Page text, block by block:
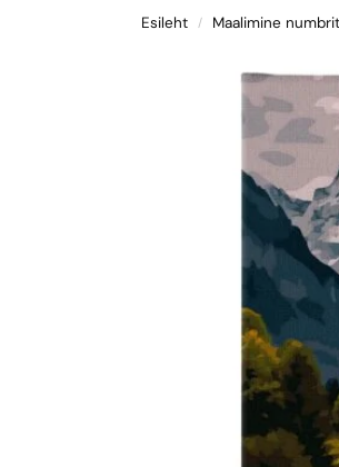
Esileht / Maalimine